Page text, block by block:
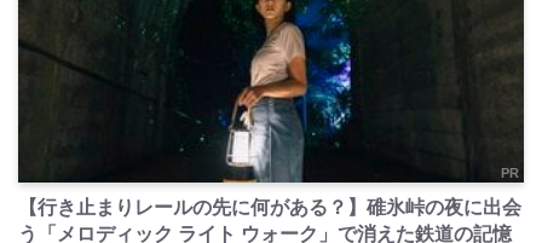
PR
【行き止まりレールの先に何がある？】碓氷峠の夜に出会
う「メロディック ライト ウォーク」で消えた鉄道の記憶